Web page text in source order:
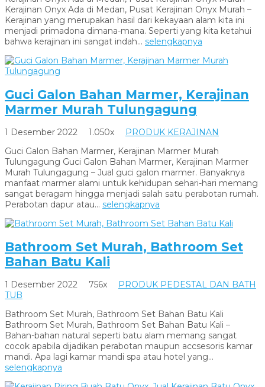
Kerajinan Onyx Ada di Medan, Pusat Kerajinan Onyx Murah –
Kerajinan yang merupakan hasil dari kekayaan alam kita ini
menjadi primadona dimana-mana. Seperti yang kita ketahui
bahwa kerajinan ini sangat indah... selengkapnya
Guci Galon Bahan Marmer, Kerajinan
Marmer Murah Tulungagung
1 Desember 2022 1.050x
PRODUK KERAJINAN
Guci Galon Bahan Marmer, Kerajinan Marmer Murah
Tulungagung Guci Galon Bahan Marmer, Kerajinan Marmer
Murah Tulungagung – Jual guci galon marmer. Banyaknya
manfaat marmer alami untuk kehidupan sehari-hari memang
sangat beragam hingga menjadi salah satu perabotan rumah.
Perabotan dapur atau... selengkapnya
Bathroom Set Murah, Bathroom Set
Bahan Batu Kali
1 Desember 2022 756x
PRODUK PEDESTAL DAN BATH
TUB
Bathroom Set Murah, Bathroom Set Bahan Batu Kali
Bathroom Set Murah, Bathroom Set Bahan Batu Kali –
Bahan-bahan natural seperti batu alam memang sangat
cocok apabila dijadikan perabotan maupun accsesoris kamar
mandi. Apa lagi kamar mandi spa atau hotel yang...
selengkapnya